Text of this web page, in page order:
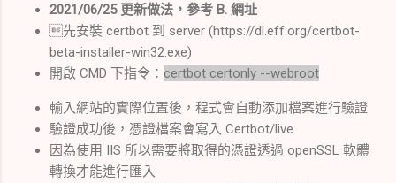
2021/06/25 更新做法，參考 B. 網址
先安裝 certbot 到 server (https://dl.eff.org/certbot-
beta-installer-win32.exe)
開啟 CMD 下指令： certbot certonly --webroot
輸入網站的實際位置後，程式會自動添加檔案進行驗證
驗證成功後，憑證檔案會寫入 Certbot/live
因為使用 IIS 所以需要將取得的憑證透過 openSSL 軟體
轉換才能進行匯入